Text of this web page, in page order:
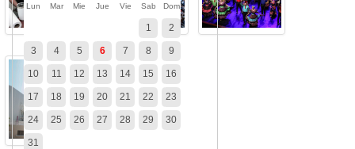
Lun Mar Mie Jue Vie Sab Dom
1 2
3 4 5 6 7 8 9
10 11 12 13 14 15 16
17 18 19 20 21 22 23
24 25 26 27 28 29 30
31